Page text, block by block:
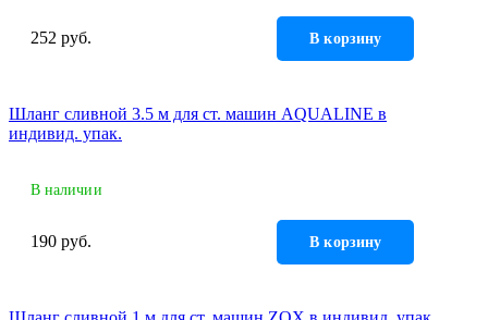
252 руб. В корзину
Шланг сливной 3.5 м для ст. машин AQUALINE в
индивид. упак.
В наличии
190 руб. В корзину